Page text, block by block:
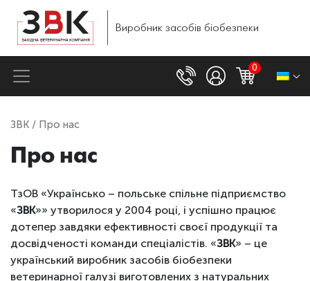
Виробник засобів біобезпеки
0
ЗВК / Про нас
Про нас
ТзОВ «Українсько – польське спільне підприємство
«ЗВК»» утворилося у 2004 році, і успішно працює
дотепер завдяки ефективності своєї продукції та
досвідченості команди спеціалістів. «ЗВК» – це
український виробник засобів біобезпеки
ветеринарної галузі виготовлених з натуральних